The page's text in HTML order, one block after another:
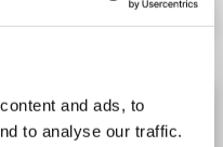
and ads, to
to analyse our traffic.
tag)
Recombinant
> 90 %